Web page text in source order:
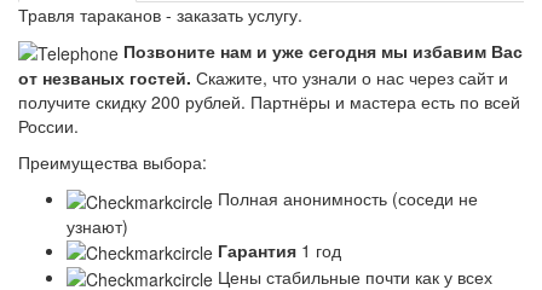
Травля тараканов - заказать услугу.
Позвоните нам и уже сегодня мы избавим Вас
от незваных гостей. Скажите, что узнали о нас через сайт и
получите скидку 200 рублей. Партнёры и мастера есть по всей
России.
Преимущества выбора:
Полная анонимность (соседи не
узнают)
Гарантия 1 год
Цены стабильные почти как у всех